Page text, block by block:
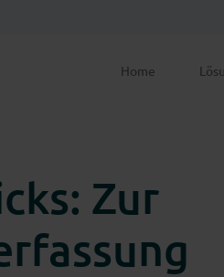
Home
Zur